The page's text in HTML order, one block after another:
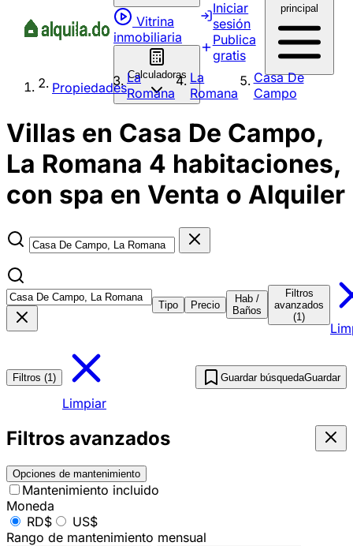
Vitrina
inmobiliaria
Calculadoras
Iniciar
sesión
Publica
gratis
principal
Propiedades
La
Romana
La
Romana
Casa De
Campo
Villas en Casa De Campo,
La Romana 4 habitaciones,
con spa en Venta o Alquiler
Tipo Precio
Hab /
Baños
Filtros
avanzados
(1)
Filtros (1)
Limpiar
Guardar búsquedaGuardar
Filtros avanzados
Opciones de mantenimiento
Mantenimiento incluido
Moneda
RD$
US$
Rango de mantenimiento mensual